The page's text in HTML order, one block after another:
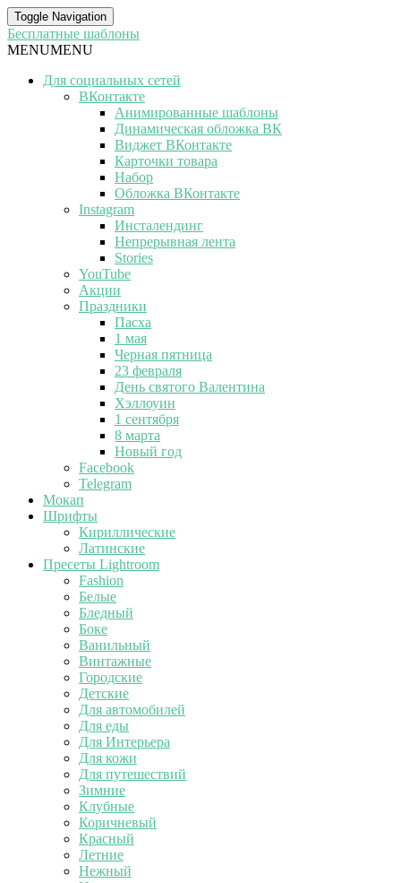
Toggle Navigation
Бесплатные шаблоны
MENUMENU
Для социальных сетей
ВКонтакте
Анимированные шаблоны
Динамическая обложка ВК
Виджет ВКонтакте
Карточки товара
Набор
Обложка ВКонтакте
Instagram
Инсталендинг
Непрерывная лента
Stories
YouTube
Акции
Праздники
Пасха
1 мая
Черная пятница
23 февраля
День святого Валентина
Хэллоуин
1 сентября
8 марта
Новый год
Facebook
Telegram
Мокап
Шрифты
Кириллические
Латинские
Пресеты Lightroom
Fashion
Белые
Бледный
Боке
Ванильный
Винтажные
Городские
Детские
Для автомобилей
Для еды
Для Интерьера
Для кожи
Для путешествий
Зимние
Клубные
Коричневый
Красный
Летние
Нежный